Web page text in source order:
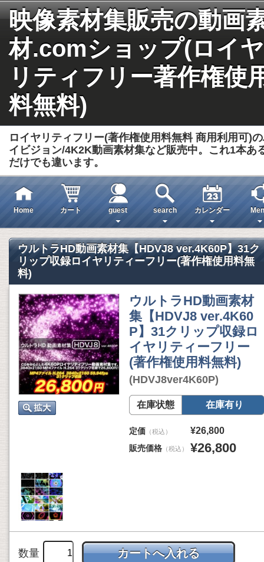
映像素材集販売の動画
材.comショップ(ロイヤ
リティフリー著作権使
料無料)
ロイヤリティフリー(著作権使用料無料 商用利用可)
イビジョン/4K2K動画素材集など販売中。これ1本あ
だけでも違います。
Home カート guest search カレンダー
ウルトラHD動画素材集【HDVJ8 ver.4K60P】31ク
リップ収録ロイヤリティーフリー(著作権使用料無
料)
ウルトラHD動画素材
集【HDVJ8 ver.4K60
P】31クリップ収録ロ
イヤリティーフリー
(著作権使用料無料)
(HDVJ8ver4K60P)
在庫状態 在庫有り
定価 （税込） ¥26,800
販売価格 （税込） ¥26,800
数量